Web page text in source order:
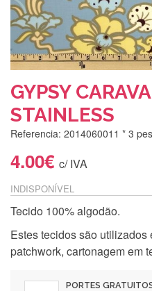
GYPSY
STAINLESS
Referencia: 2014060011 * 3
4.00€ c/ IVA
INDISPONÍVEL
Tecido 100% algodão.
Estes tecidos são utilizados
patchwork, cartonagem em
PORTES